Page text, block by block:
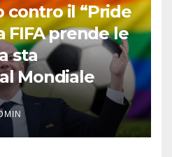
contro il “Pride
FIFA prende le
sta
Mondiale